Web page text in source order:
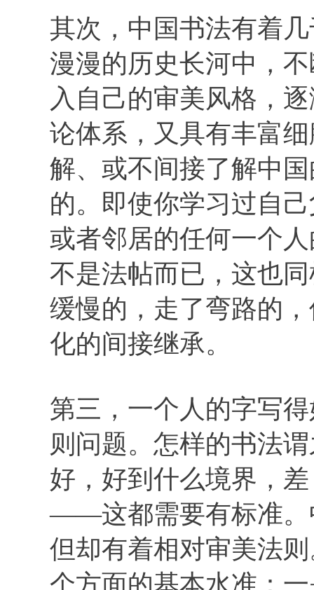
其次，中国书法有着
漫漫的历史长河中，
入自己的审美风格，
论体系，又具有丰富
解、或不间接了解中
的。即使你学习过自
或者邻居的任何一个
不是法帖而已，这也
缓慢的，走了弯路的
化的间接继承。
第三，一个人的字写
则问题。怎样的书法
好，好到什么境界，
——这都需要有标准。
但却有着相对审美法
个方面的基本水准：